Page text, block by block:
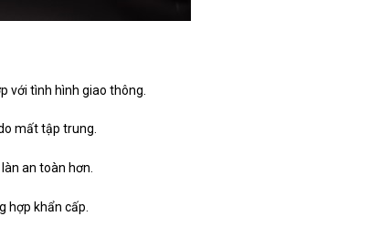
với tình hình giao thông.
mất tập trung.
an toàn hơn.
hợp khẩn cấp.